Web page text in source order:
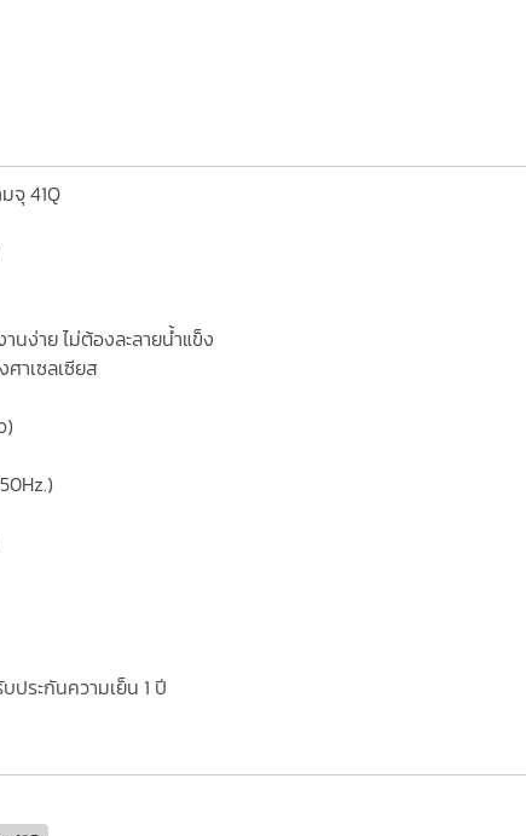
จุ 41Q
นง่าย ไม่ต้องละลายน้ำแข็ง
าเซลเซียส
)
ประกันความเย็น 1 ปี